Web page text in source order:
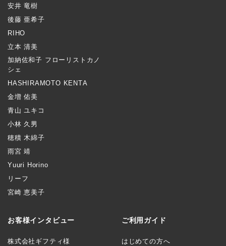
安井 竜樹
後藤 亜希子
RIHO
立本 清美
加納佐和子 フローリストカノ
シェ
HASHIRAMOTO KENTA
金増 佑美
青山 ユキコ
小林 久男
穂積 木綿子
雨宮 靖
Yuuri Horino
リーフ
宮崎 恵美子
お客様インタビュー
株式会社ギフティ様
ご利用ガイド
はじめての方へ